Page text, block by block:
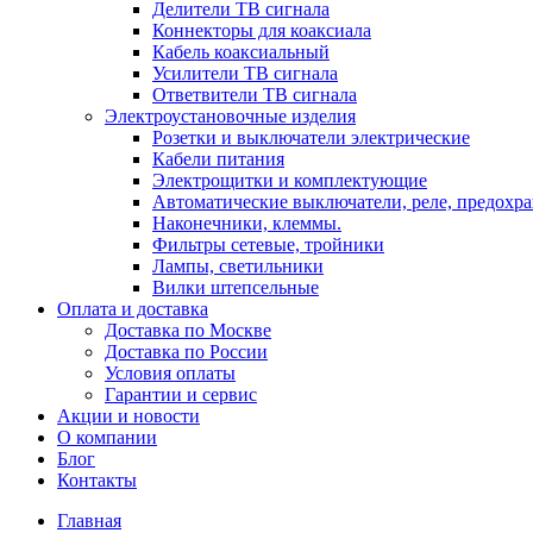
Делители ТВ сигнала
Коннекторы для коаксиала
Кабель коаксиальный
Усилители ТВ сигнала
Ответвители ТВ сигнала
Электроустановочные изделия
Розетки и выключатели электрические
Кабели питания
Электрощитки и комплектующие
Автоматические выключатели, реле,
Наконечники, клеммы.
Фильтры сетевые, тройники
Лампы, светильники
Вилки штепсельные
Оплата и доставка
Доставка по Москве
Доставка по России
Условия оплаты
Гарантии и сервис
Акции и новости
О компании
Блог
Контакты
Главная